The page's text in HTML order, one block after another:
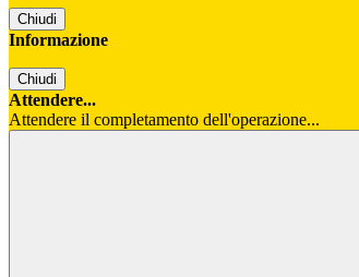
Chiudi
Informazione
Chiudi
Attendere...
Attendere il completamento dell'operazione...